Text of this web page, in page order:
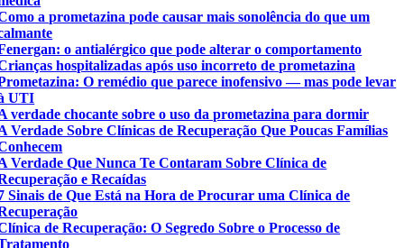
a prometazina pode causar mais sonolência do que um
o antialérgico que pode alterar o comportamento
hospitalizadas após uso incorreto de prometazina
O remédio que parece inofensivo — mas pode levar
UTI
verdade chocante sobre o uso da prometazina para dormir
Verdade Sobre Clínicas de Recuperação Que Poucas Famílias
Verdade Que Nunca Te Contaram Sobre Clínica de
e Recaídas
Sinais de Que Está na Hora de Procurar uma Clínica de
de Recuperação: O Segredo Sobre o Processo de